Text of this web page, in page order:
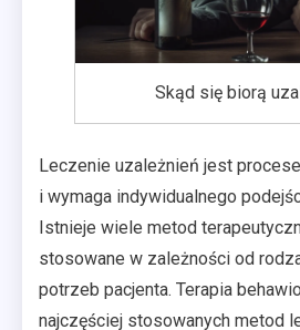
Skąd się biorą
Leczenie uzależnień jest
i wymaga indywidualnego
Istnieje wiele metod
stosowane w zależności od
potrzeb pacjenta. Terapia
najczęściej stosowanych metod